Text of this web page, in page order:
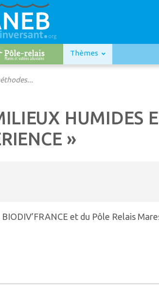
Thèmes
HUMIDES
»
et du Pôle Relais